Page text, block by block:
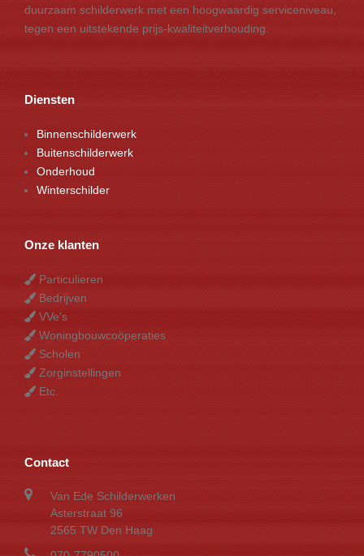
duurzaam schilderwerk met een hoogwaardig serviceniveau,
tegen een uitstekende prijs-kwaliteitverhouding.
Diensten
Binnenschilderwerk
Buitenschilderwerk
Onderhoud
Winterschilder
Onze klanten
Particulieren
Bedrijven
VVe's
Woningbouwcoöperaties
Scholen
Zorginstellingen
Etc.
Contact
Van Ede Schilderwerken
Asterstraat 96
2565 TW Den Haag